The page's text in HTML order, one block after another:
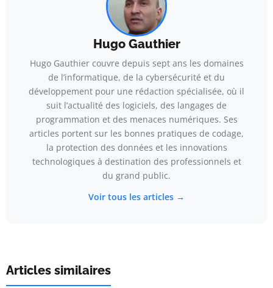
Hugo Gauthier
Hugo Gauthier couvre depuis sept ans les domaines
de l’informatique, de la cybersécurité et du
développement pour une rédaction spécialisée, où il
suit l’actualité des logiciels, des langages de
programmation et des menaces numériques. Ses
articles portent sur les bonnes pratiques de codage,
la protection des données et les innovations
technologiques à destination des professionnels et
du grand public.
Voir tous les articles →
Articles similaires